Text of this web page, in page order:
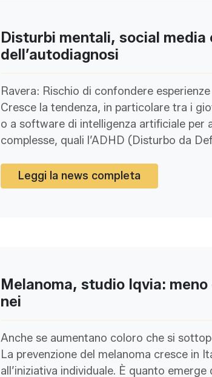
Disturbi mentali, social media
dell’autodiagnosi
Ravera: Rischio di confondere
Cresce la tendenza, in particolare tra i
o a software di intelligenza artificiale per
complesse, quali l’ADHD (Disturbo da
Leggi la news completa
Melanoma, studio Iqvia:
nei
Anche se aumentano coloro che si
La prevenzione del melanoma cresce in
all’iniziativa individuale. È quanto